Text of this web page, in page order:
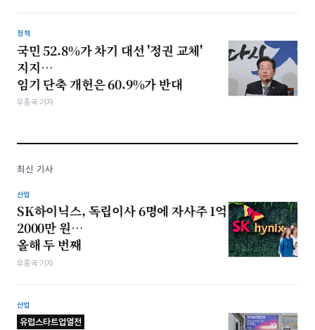
정책
국민 52.8%가 차기 대선 '정권 교체'
지지…
임기 단축 개헌은 60.9%가 반대
우종국 기자
최신 기사
산업
SK하이닉스, 독립이사 6명에 자사주 1억
2000만 원…
올해 두 번째
우종국 기자
산업
유럽스타트업열전